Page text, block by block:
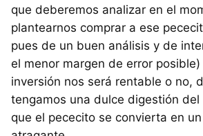
que deberemos analizar en el
plantearnos comprar a ese
pues de un buen análisis y de
el menor margen de error posible)
inversión nos será rentable o no,
tengamos una dulce digestión
que el pececito se convierta en